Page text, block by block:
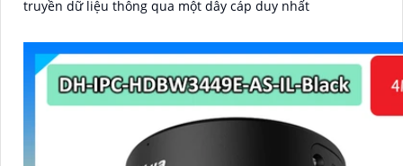
truyền dữ liệu thông qua một dây cáp duy nhất